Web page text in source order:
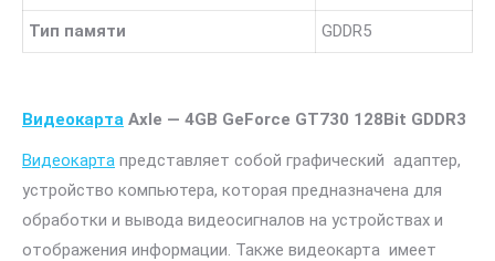
Тип памяти GDDR5
Видеокарта Axle — 4GB GeForce GT730 128Bit GDDR3
Видеокарта представляет собой графический адаптер,
устройство компьютера, которая предназначена для
обработки и вывода видеосигналов на устройствах и
отображения информации. Также видеокарта имеет